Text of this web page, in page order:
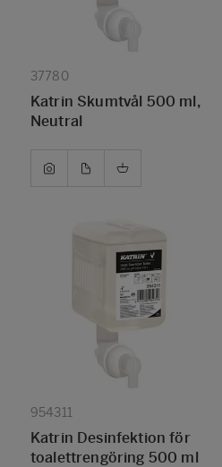
37780
Katrin Skumtvål 500 ml,
Neutral
954311
Katrin Desinfektion för
toalettrengöring 500 ml